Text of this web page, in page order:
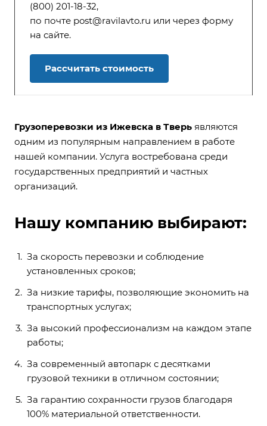
(800) 201-18-32,
по почте post@ravilavto.ru или через форму
на сайте.
Рассчитать стоимость
Грузоперевозки из Ижевска в Тверь являются
одним из популярным направлением в работе
нашей компании. Услуга востребована среди
государственных предприятий и частных
организаций.
Нашу компанию выбирают:
За скорость перевозки и соблюдение
установленных сроков;
За низкие тарифы, позволяющие экономить на
транспортных услугах;
За высокий профессионализм на каждом этапе
работы;
За современный автопарк с десятками
грузовой техники в отличном состоянии;
За гарантию сохранности грузов благодаря
100% материальной ответственности.